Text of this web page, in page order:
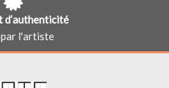
par l'artiste